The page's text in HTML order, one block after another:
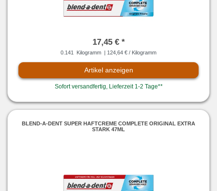
17,45 € *
0.141 Kilogramm | 124,64 € / Kilogramm
Artikel anzeigen
Sofort versandfertig, Lieferzeit 1-2 Tage**
BLEND-A-DENT SUPER HAFTCREME COMPLETE ORIGINAL EXTRA
STARK 47ML